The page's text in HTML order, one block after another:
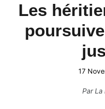
Les
17
ParLa